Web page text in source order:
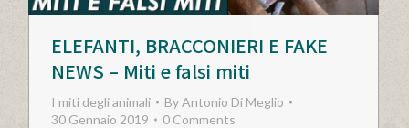
ELEFANTI, BRACCONIERI E FAKE
NEWS – Miti e falsi miti
I miti degli animali ByAntonio Di Meglio
30 Gennaio 2019
0 Comments